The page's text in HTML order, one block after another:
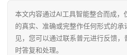
本文内容通过AI工具智能整合而成，
的真实、准确或完整作任何形式的承
见，您可以通过联系普元进行反馈
时答复和处理。